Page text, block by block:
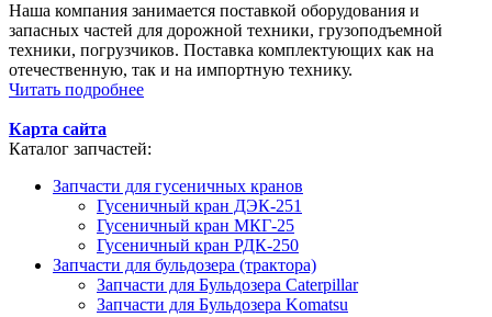
Наша компания занимается поставкой оборудования и
запасных частей для дорожной техники, грузоподъемной
техники, погрузчиков. Поставка комплектующих как на
отечественную, так и на импортную технику.
Читать подробнее
Карта сайта
Каталог запчастей:
Запчасти для гусеничных кранов
Гусеничный кран ДЭК-251
Гусеничный кран МКГ-25
Гусеничный кран РДК-250
Запчасти для бульдозера (трактора)
Запчасти для Бульдозера Caterpillar
Запчасти для Бульдозера Komatsu